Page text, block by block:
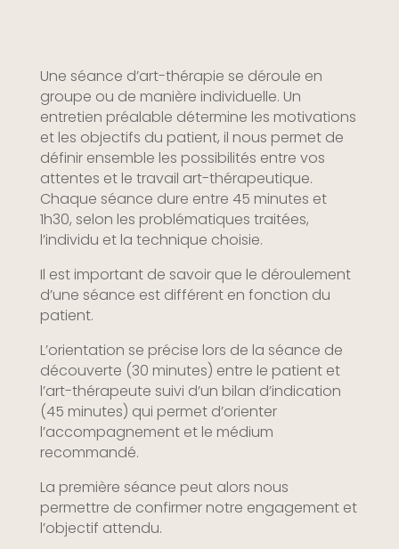
Une séance d’art-thérapie se déroule en
groupe ou de manière individuelle. Un
entretien préalable détermine les motivations
et les objectifs du patient, il nous permet de
définir ensemble les possibilités entre vos
attentes et le travail art-thérapeutique.
Chaque séance dure entre 45 minutes et
1h30, selon les problématiques traitées,
l’individu et la technique choisie.
Il est important de savoir que le déroulement
d’une séance est différent en fonction du
patient.
L’orientation se précise lors de la séance de
découverte (30 minutes) entre le patient et
l’art-thérapeute suivi d’un bilan d’indication
(45 minutes) qui permet d’orienter
l’accompagnement et le médium
recommandé.
La première séance peut alors nous
permettre de confirmer notre engagement et
l’objectif attendu.